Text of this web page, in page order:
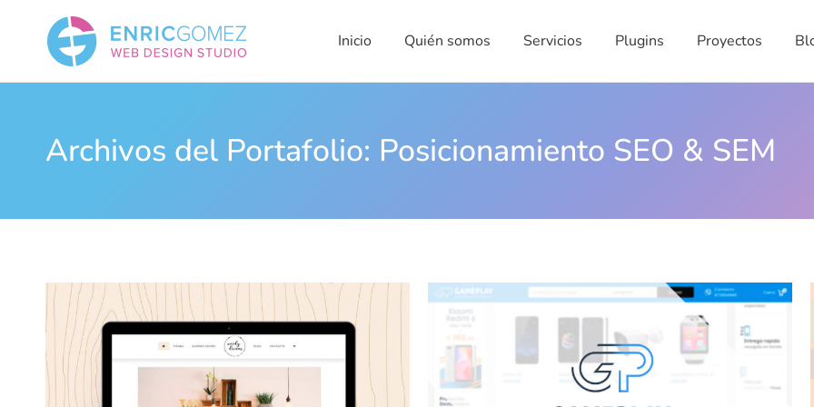
Inicio Quién somos Servicios Plugins Proyectos
Archivos del Portafolio: Posicionamiento SEO & SEM